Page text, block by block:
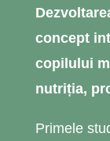
concept
copilului
nutriția,
Primele